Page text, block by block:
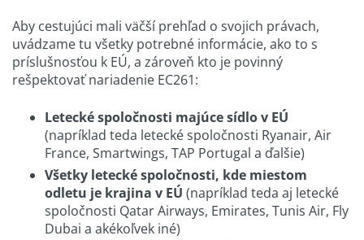
Aby cestujúci mali väčší prehľad o svojich právach,
uvádzame tu všetky potrebné informácie, ako to s
príslušnosťou k EÚ, a zároveň kto je povinný
rešpektovať nariadenie EC261:
Letecké spoločnosti majúce sídlo v EÚ
(napríklad teda letecké spoločnosti Ryanair, Air
France, Smartwings, TAP Portugal a ďalšie)
Všetky letecké spoločnosti, kde miestom
odletu je krajina v EÚ (napríklad teda aj letecké
spoločnosti Qatar Airways, Emirates, Tunis Air, Fly
Dubai a akékoľvek iné)